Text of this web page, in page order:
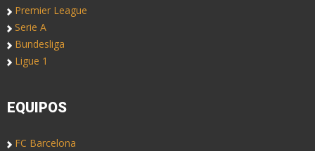
Premier League
Serie A
Bundesliga
Ligue 1
EQUIPOS
FC Barcelona